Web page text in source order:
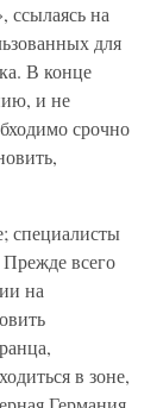
ссылаясь на
для
В конце
и не
срочно
специалисты
всего
на
в зоне,